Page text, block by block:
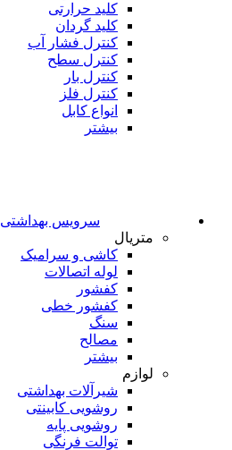
کلید حرارتی
کلید گردان
کنترل فشار آب
کنترل سطح
کنترل بار
کنترل فلز
انواع کابل
بیشتر
سرویس بهداشتی
متریال
کاشی و سرامیک
لوله اتصالات
کفشور
کفشور خطی
سنگ
مصالح
بیشتر
لوازم
شیرآلات بهداشتی
روشویی کابینتی
روشویی پایه
توالت فرنگی